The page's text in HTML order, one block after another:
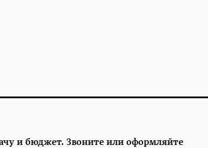
и бюджет. Звоните или оформляйте